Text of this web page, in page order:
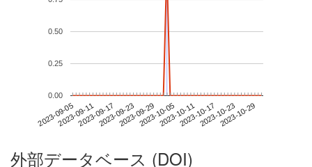
2023-09-052023-09-112023-09-172023-09-232023-09-292023-10-052023-10-112023-10-172023-10-232023-10-29
0.00
0.25
0.50
外部データベース (DOI)